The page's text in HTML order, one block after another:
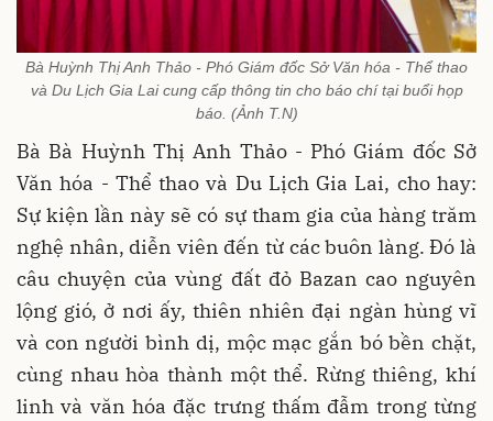
Bà Huỳnh Thị Anh Thảo - Phó Giám đốc Sở Văn hóa - Thể thao
và Du Lịch Gia Lai cung cấp thông tin cho báo chí tại buổi họp
báo. (Ảnh T.N)
Bà Bà Huỳnh Thị Anh Thảo - Phó Giám đốc Sở
Văn hóa - Thể thao và Du Lịch Gia Lai, cho hay:
Sự kiện lần này sẽ có sự tham gia của hàng trăm
nghệ nhân, diễn viên đến từ các buôn làng. Đó là
câu chuyện của vùng đất đỏ Bazan cao nguyên
lộng gió, ở nơi ấy, thiên nhiên đại ngàn hùng vĩ
và con người bình dị, mộc mạc gắn bó bền chặt,
cùng nhau hòa thành một thể. Rừng thiêng, khí
linh và văn hóa đặc trưng thấm đẫm trong từng